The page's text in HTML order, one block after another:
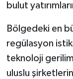
bulut
Bölgedeki en
regülasyon
teknoloji
uluslu